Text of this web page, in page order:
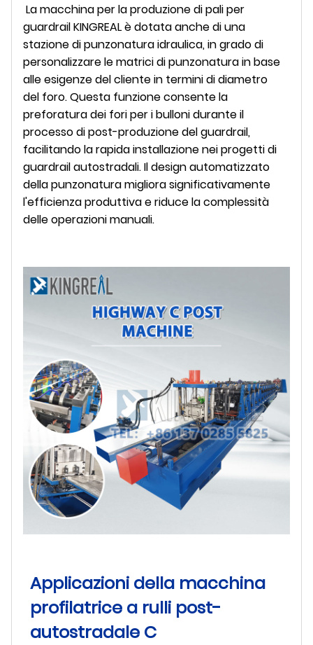
La macchina per la produzione di pali per
guardrail KINGREAL è dotata anche di una
stazione di punzonatura idraulica, in grado di
personalizzare le matrici di punzonatura in base
alle esigenze del cliente in termini di diametro
del foro. Questa funzione consente la
preforatura dei fori per i bulloni durante il
processo di post-produzione del guardrail,
facilitando la rapida installazione nei progetti di
guardrail autostradali. Il design automatizzato
della punzonatura migliora significativamente
l'efficienza produttiva e riduce la complessità
delle operazioni manuali.
Applicazioni della macchina
profilatrice a rulli post-
autostradale C